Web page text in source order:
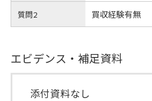
質問2 買収経験有無
エビデンス・補足資料
添付資料なし